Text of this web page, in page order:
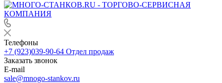
Телефоны
+7 (923)039-90-64 Отдел продаж
Заказать звонок
E-mail
sale@mnogo-stankov.ru